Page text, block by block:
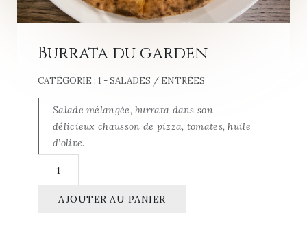
Burrata du garden
CATÉGORIE : 1 - SALADES / ENTRÉES
Salade mélangée, burrata dans son
délicieux chausson de pizza, tomates, huile
d’olive.
quantité
Burrata
du
AJOUTER AU PANIER